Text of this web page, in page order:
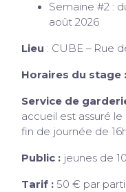
Semaine #2 :
août 2026
Lieu : CUBE – Rue
Horaires du stage :
Service de
accueil est assuré
fin de journée de
Public : jeunes de
Tarif : 50 € par